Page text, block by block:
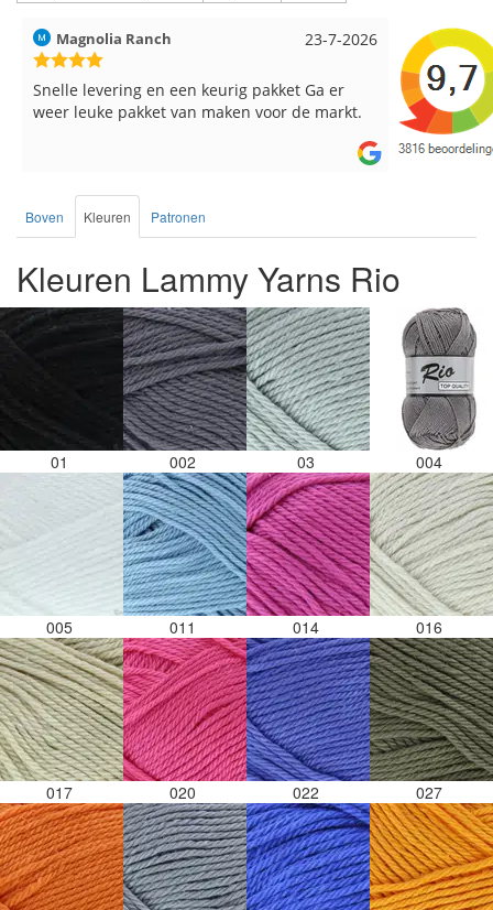
17-7-2026
Hilde uit Loyers
Reeds meerdere keren breigaren en
breinaalden besteld, altijd heel tevreden over
Loes uit
Snelle
Boven Kleuren Patronen
Kleuren Lammy Yarns Rio
01 002 03 004
005 011 014 016
017 020 022 027